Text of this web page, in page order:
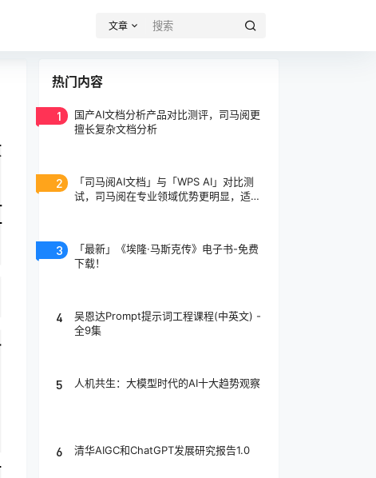
文章
热门内容
1
国产AI文档分析产品对比测评，司马阅更
擅长复杂文档分析
2
「司马阅AI文档」与「WPS AI」对比测
试，司马阅在专业领域优势更明显，适合
3
「最新」《埃隆·马斯克传》电子书-免费
下载！
4
吴恩达Prompt提示词工程课程(中英文) -
全9集
5 人机共生：大模型时代的AI十大趋势观察
6 清华AIGC和ChatGPT发展研究报告1.0